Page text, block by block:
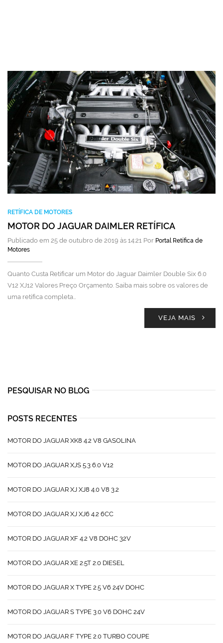
RETÍFICA DE MOTORES
MOTOR DO JAGUAR DAIMLER RETÍFICA
Publicado em 25 de outubro de 2019 às 14:21 Por Portal Retífica de
Motores
Quanto Custa Retificar um Motor do Jaguar Daimler Double Six 6.0
V12 XJ12 Valores Preço Orçamento. Saiba mais sobre os valores de
uma retífica completa…
VEJA MAIS
PESQUISAR NO BLOG
POSTS RECENTES
MOTOR DO JAGUAR XK8 4.2 V8 GASOLINA
MOTOR DO JAGUAR XJS 5.3 6.0 V12
MOTOR DO JAGUAR XJ XJ8 4.0 V8 3.2
MOTOR DO JAGUAR XJ XJ6 4.2 6CC
MOTOR DO JAGUAR XF 4.2 V8 DOHC 32V
MOTOR DO JAGUAR XE 2.5T 2.0 DIESEL
MOTOR DO JAGUAR X TYPE 2.5 V6 24V DOHC
MOTOR DO JAGUAR S TYPE 3.0 V6 DOHC 24V
MOTOR DO JAGUAR F TYPE 2.0 TURBO COUPE